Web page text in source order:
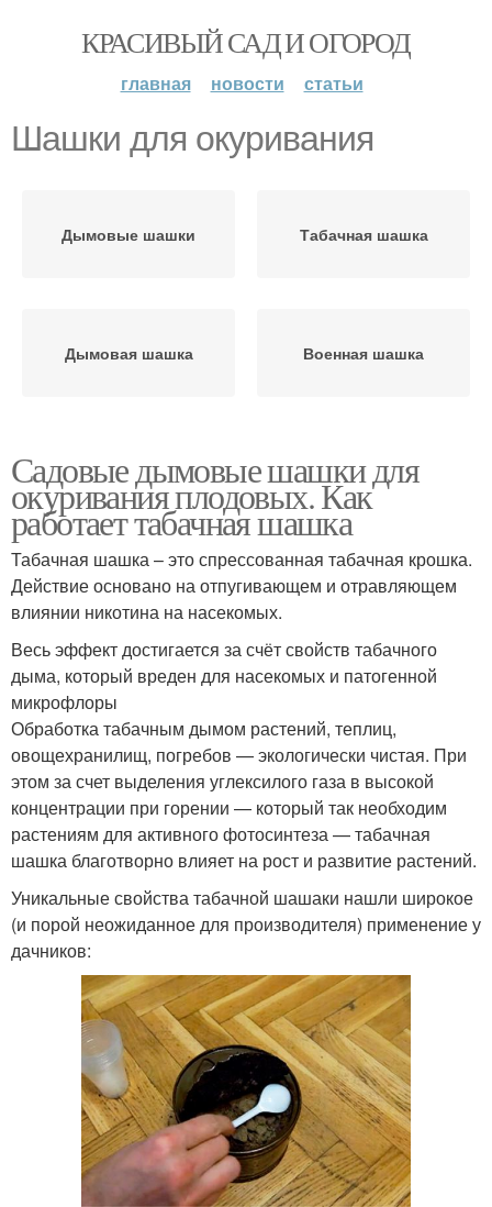
КРАСИВЫЙ САД И ОГОРОД
главная новости статьи
Шашки для окуривания
Дымовые шашки Табачная шашка
Дымовая шашка Военная шашка
Садовые дымовые шашки для
окуривания плодовых. Как
работает табачная шашка
Табачная шашка – это спрессованная табачная крошка.
Действие основано на отпугивающем и отравляющем
влиянии никотина на насекомых.
Весь эффект достигается за счёт свойств табачного
дыма, который вреден для насекомых и патогенной
микрофлоры
Обработка табачным дымом растений, теплиц,
овощехранилищ, погребов — экологически чистая. При
этом за счет выделения углексилого газа в высокой
концентрации при горении — который так необходим
растениям для активного фотосинтеза — табачная
шашка благотворно влияет на рост и развитие растений.
Уникальные свойства табачной шашаки нашли широкое
(и порой неожиданное для производителя) применение у
дачников: